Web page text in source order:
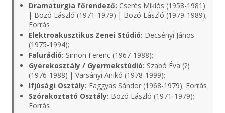
Dramaturgia főrendező: Cserés Miklós (1958-1981)
| Bozó László (1971-1979) | Bozó László (1979-1989);
Forrás
Elektroakusztikus Zenei Stúdió: Decsényi János
(1975-1994);
Falurádió: Simon Ferenc (1967-1988);
Gyerekosztály / Gyermekstúdió: Szabó Éva (?)
(1976-1988) | Varsányi Anikó (1978-1999);
Ifjúsági Osztály: Faggyas Sándor (1968-1979); Forrás
Szórakoztató Osztály: Bozó László (1971-1979);
Forrás